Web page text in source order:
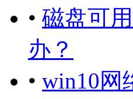
• 磁盘可
办？
• win10网